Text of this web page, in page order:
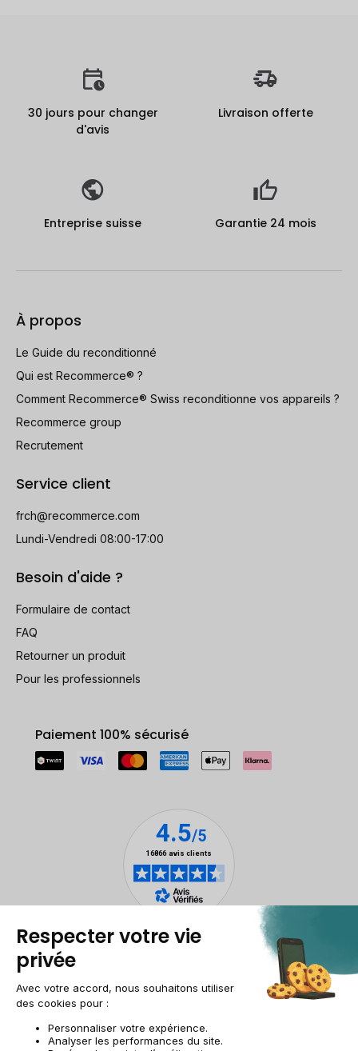
30 jours pour changer
d'avis
Livraison offerte
Entreprise suisse Garantie 24 mois
À propos
Le Guide du reconditionné
Qui est Recommerce® ?
Comment Recommerce® Swiss reconditionne vos appareils ?
Recommerce group
Recrutement
Service client
frch@recommerce.com
Lundi-Vendredi 08:00-17:00
Besoin d'aide ?
Formulaire de contact
FAQ
Retourner un produit
Pour les professionnels
Paiement 100% sécurisé
Mentions légalesGestion des cookies
Conditions générales de vente
AccessibilitéPlan du site